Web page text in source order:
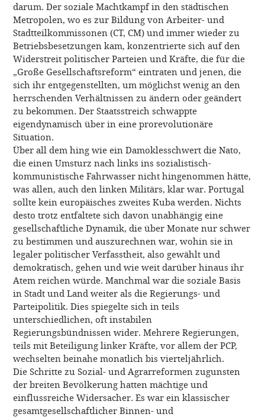
darum. Der soziale Machtkampf in den städtischen
Metropolen, wo es zur Bildung von Arbeiter- und
Stadtteilkommissonen (CT, CM) und immer wieder zu
Betriebsbesetzungen kam, konzentrierte sich auf den
Widerstreit politischer Parteien und Kräfte, die für die
„Große Gesellschaftsreform“ eintraten und jenen, die
sich ihr entgegenstellten, um möglichst wenig an den
herrschenden Verhältnissen zu ändern oder geändert
zu bekommen. Der Staatsstreich schwappte
eigendynamisch über in eine prorevolutionäre
Situation.
Über all dem hing wie ein Damoklesschwert die Nato,
die einen Umsturz nach links ins sozialistisch-
kommunistische Fahrwasser nicht hingenommen hätte,
was allen, auch den linken Militärs, klar war. Portugal
sollte kein europäisches zweites Kuba werden. Nichts
desto trotz entfaltete sich davon unabhängig eine
gesellschaftliche Dynamik, die über Monate nur schwer
zu bestimmen und auszurechnen war, wohin sie in
legaler politischer Verfasstheit, also gewählt und
demokratisch, gehen und wie weit darüber hinaus ihr
Atem reichen würde. Manchmal war die soziale Basis
in Stadt und Land weiter als die Regierungs- und
Parteipolitik. Dies spiegelte sich in teils
unterschiedlichen, oft instabilen
Regierungsbündnissen wider. Mehrere Regierungen,
teils mit Beteiligung linker Kräfte, vor allem der PCP,
wechselten beinahe monatlich bis vierteljährlich.
Die Schritte zu Sozial- und Agrarreformen zugunsten
der breiten Bevölkerung hatten mächtige und
einflussreiche Widersacher. Es war ein klassischer
gesamtgesellschaftlicher Binnen- und